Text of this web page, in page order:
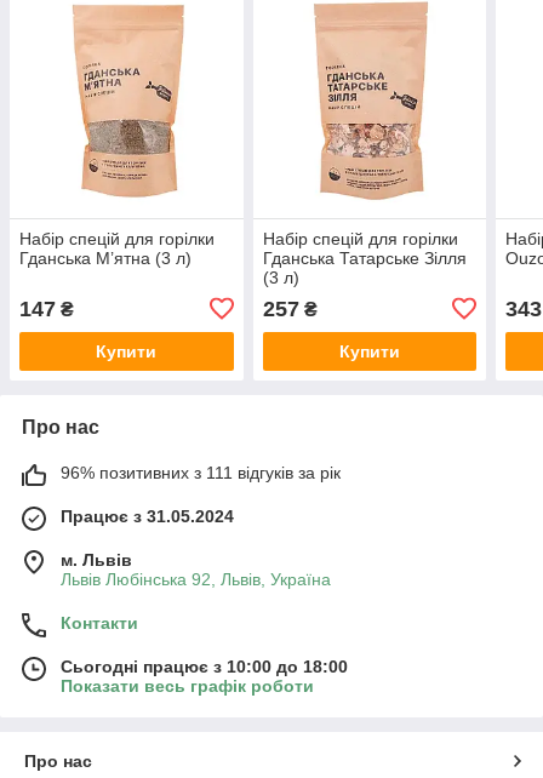
Набір спецій для горілки
Гданська М’ятна (3 л)
147 ₴
Купити
Набір спецій для горілки
Гданська Татарське Зілля
(3 л)
257₴
Купити
343
Про нас
96% позитивних з 111 відгуків за рік
Працює з 31.05.2024
м. Львів
Львів Любінська 92, Львів, Україна
Контакти
Сьогодні працює з 10:00 до 18:00
Показати весь графік роботи
Про нас